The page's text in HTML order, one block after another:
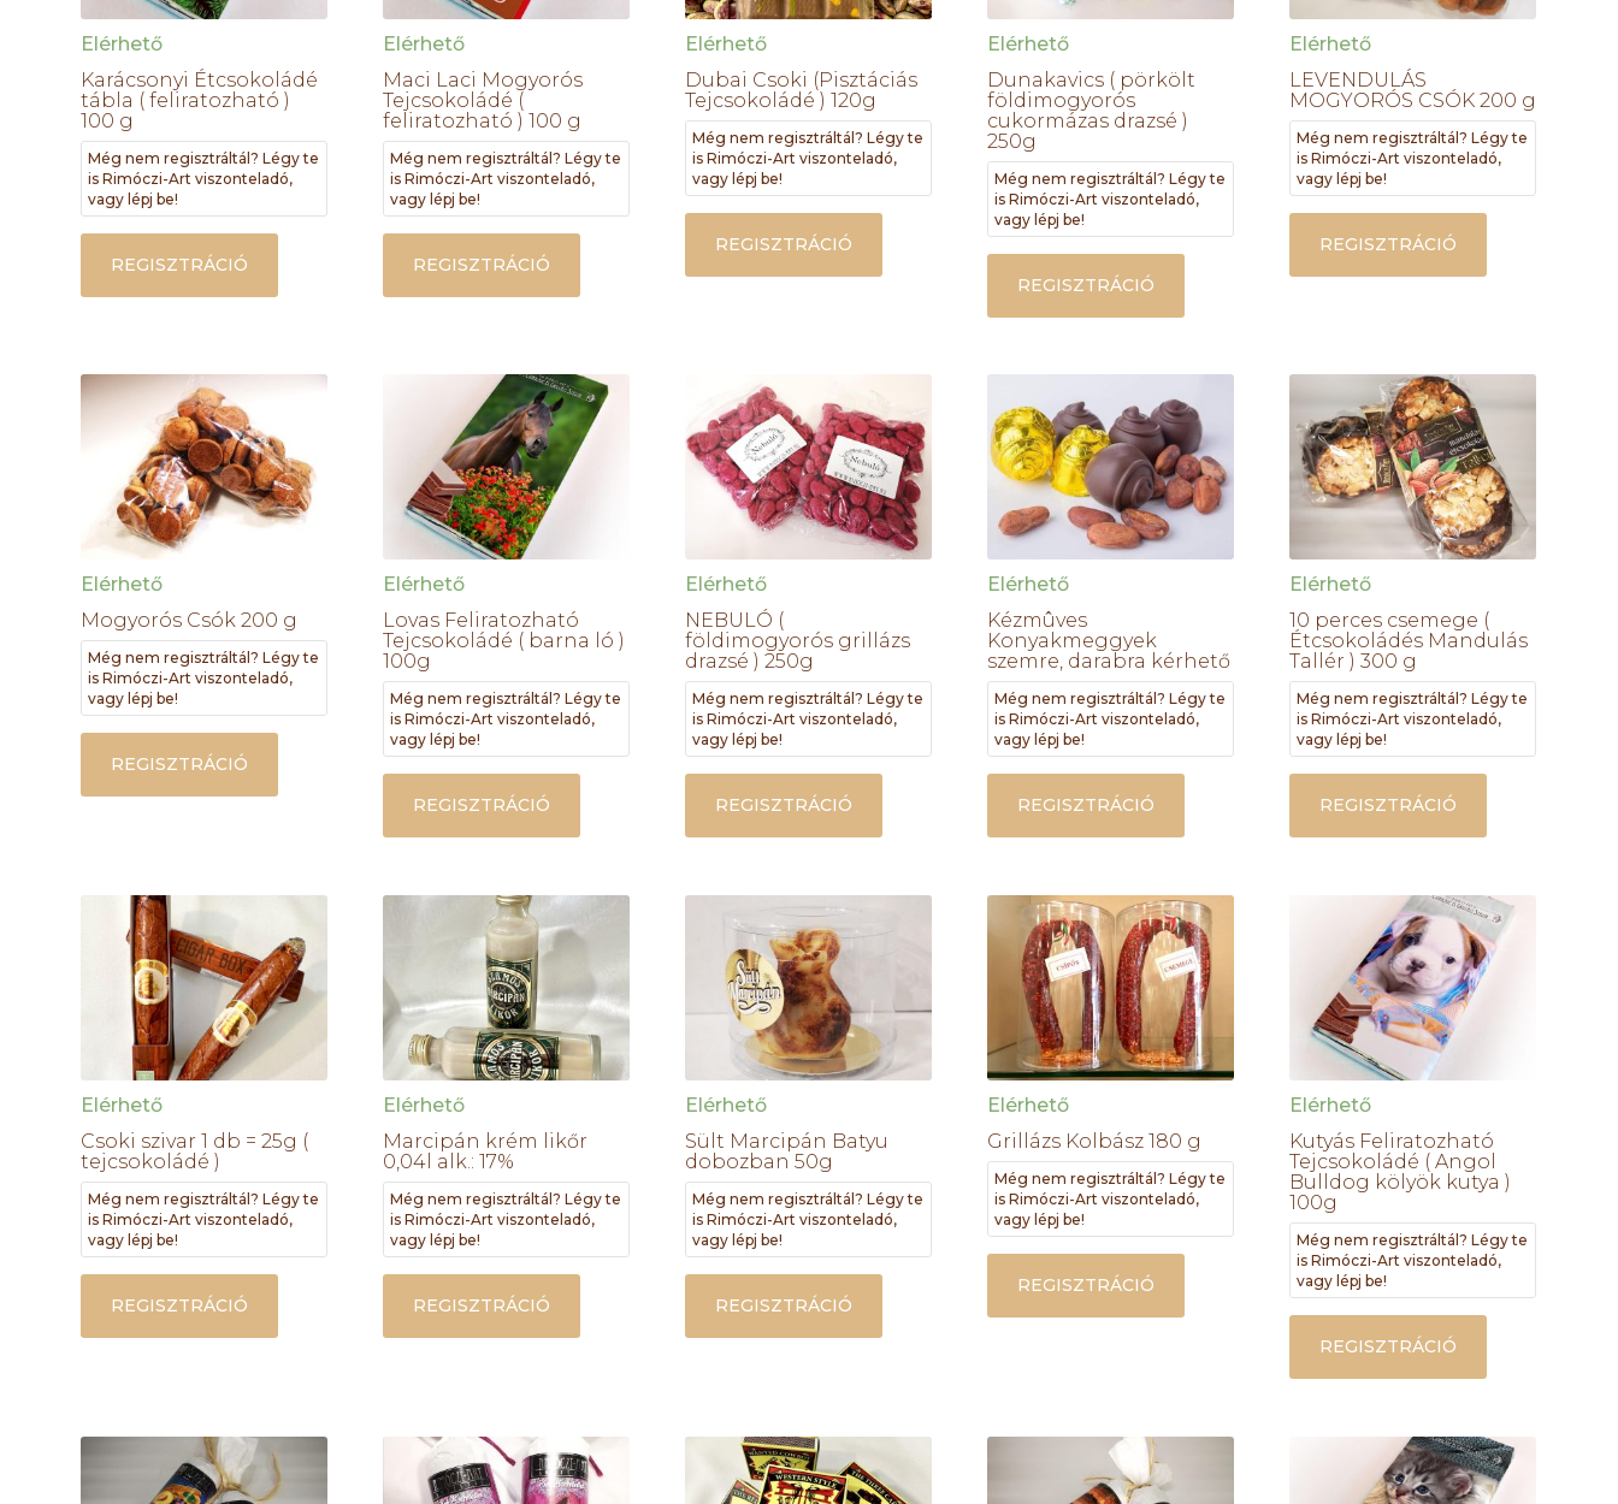
Elérhető
Karácsonyi Étcsokoládé
tábla ( feliratozható )
100 g
Még nem regisztráltál? Légy te
is Rimóczi-Art viszonteladó,
vagy lépj be!
REGISZTRÁCIÓ
Elérhető
Maci Laci Mogyorós
Tejcsokoládé (
feliratozható ) 100 g
Még nem regisztráltál? Légy te
is Rimóczi-Art viszonteladó,
vagy lépj be!
REGISZTRÁCIÓ
Elérhető
Dubai Csoki (Pisztáciás
Tejcsokoládé ) 120g
Még nem regisztráltál? Légy te
is Rimóczi-Art viszonteladó,
vagy lépj be!
REGISZTRÁCIÓ
Elérhető
Dunakavics ( pörkölt
földimogyorós
cukormázas drazsé )
250g
Még nem regisztráltál? Légy te
is Rimóczi-Art viszonteladó,
vagy lépj be!
REGISZTRÁCIÓ
Elérhető
LEVENDULÁS
MOGYORÓS CSÓK 200 g
Még nem regisztráltál? Légy te
is Rimóczi-Art viszonteladó,
vagy lépj be!
REGISZTRÁCIÓ
Elérhető
Mogyorós Csók 200 g
Még nem regisztráltál? Légy te
is Rimóczi-Art viszonteladó,
vagy lépj be!
REGISZTRÁCIÓ
Elérhető
Lovas Feliratozható
Tejcsokoládé ( barna ló )
100g
Még nem regisztráltál? Légy te
is Rimóczi-Art viszonteladó,
vagy lépj be!
REGISZTRÁCIÓ
Elérhető
NEBULÓ (
földimogyorós grillázs
drazsé ) 250g
Még nem regisztráltál? Légy te
is Rimóczi-Art viszonteladó,
vagy lépj be!
REGISZTRÁCIÓ
Elérhető
Kézmûves
Konyakmeggyek
szemre, darabra kérhető
Még nem regisztráltál? Légy te
is Rimóczi-Art viszonteladó,
vagy lépj be!
REGISZTRÁCIÓ
Elérhető
10 perces csemege (
Étcsokoládés Mandulás
Tallér ) 300 g
Még nem regisztráltál? Légy te
is Rimóczi-Art viszonteladó,
vagy lépj be!
REGISZTRÁCIÓ
Elérhető
Csoki szivar 1 db = 25g (
tejcsokoládé )
Még nem regisztráltál? Légy te
is Rimóczi-Art viszonteladó,
vagy lépj be!
REGISZTRÁCIÓ
Elérhető
Marcipán krém likőr
0,04l alk.: 17%
Még nem regisztráltál? Légy te
is Rimóczi-Art viszonteladó,
vagy lépj be!
REGISZTRÁCIÓ
Elérhető
Sült Marcipán Batyu
dobozban 50g
Még nem regisztráltál? Légy te
is Rimóczi-Art viszonteladó,
vagy lépj be!
REGISZTRÁCIÓ
Elérhető
Grillázs Kolbász 180 g
Még nem regisztráltál? Légy te
is Rimóczi-Art viszonteladó,
vagy lépj be!
REGISZTRÁCIÓ
Elérhető
Kutyás Feliratozható
Tejcsokoládé ( Angol
Bulldog kölyök kutya )
100g
Még nem regisztráltál? Légy te
is Rimóczi-Art viszonteladó,
vagy lépj be!
REGISZTRÁCIÓ